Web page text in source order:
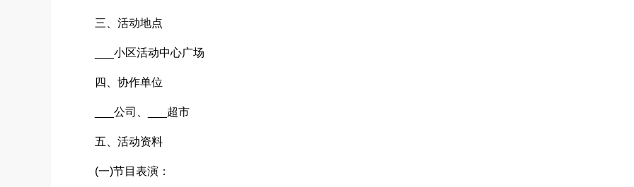
三、活动地点
___小区活动中心广场
四、协作单位
___公司、___超市
五、活动资料
(一)节目表演：